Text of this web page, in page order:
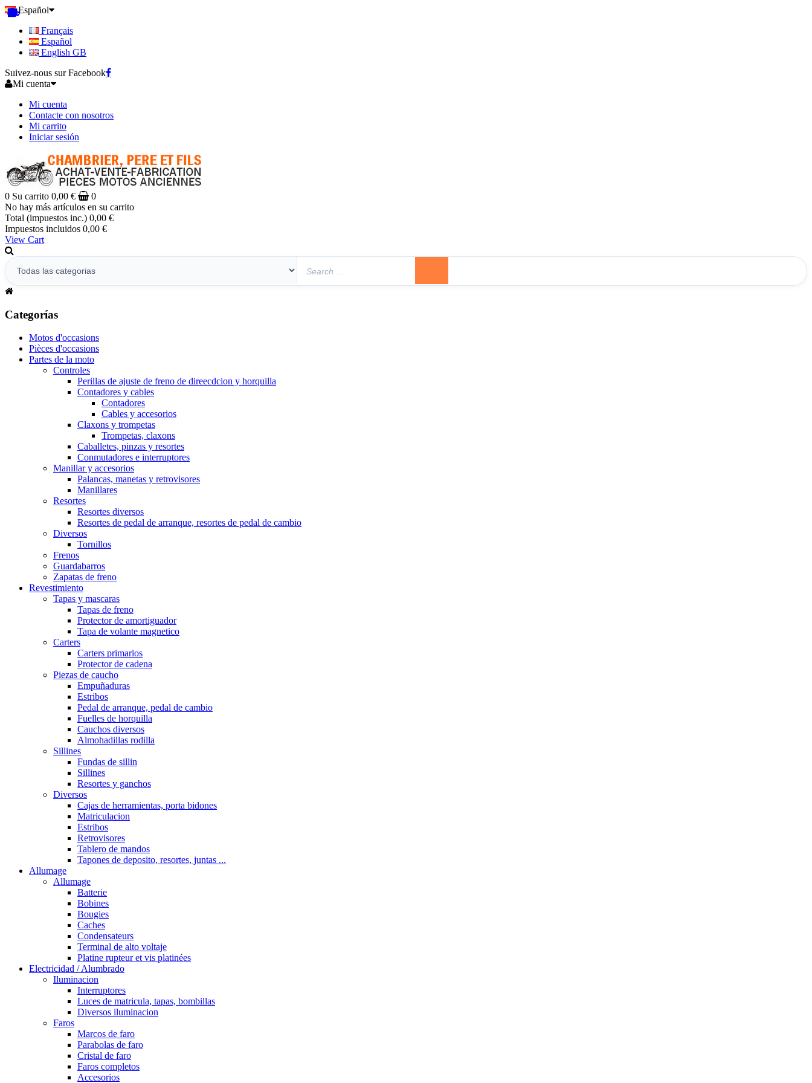
Español
Français
Español
English GB
Suivez-nous sur Facebook
Mi cuenta
Mi cuenta
Contacte con nosotros
Mi carrito
Iniciar sesión
0 Su carrito 0,00 €
0
No hay más artículos en su carrito
Total (impuestos inc.) 0,00 €
Impuestos incluidos 0,00 €
View Cart
Categorías
Motos d'occasions
Pièces d'occasions
Partes de la moto
Controles
Perillas de ajuste de freno de direecdcion y horquilla
Contadores y cables
Contadores
Cables y accesorios
Claxons y trompetas
Trompetas, claxons
Caballetes, pinzas y resortes
Conmutadores e interruptores
Manillar y accesorios
Palancas, manetas y retrovisores
Manillares
Resortes
Resortes diversos
Resortes de pedal de arranque, resortes de pedal de cambio
Diversos
Tornillos
Frenos
Guardabarros
Zapatas de freno
Revestimiento
Tapas y mascaras
Tapas de freno
Protector de amortiguador
Tapa de volante magnetico
Carters
Carters primarios
Protector de cadena
Piezas de caucho
Empuñaduras
Estribos
Pedal de arranque, pedal de cambio
Fuelles de horquilla
Cauchos diversos
Almohadillas rodilla
Sillines
Fundas de sillin
Sillines
Resortes y ganchos
Diversos
Cajas de herramientas, porta bidones
Matriculacion
Estribos
Retrovisores
Tablero de mandos
Tapones de deposito, resortes, juntas ...
Allumage
Allumage
Batterie
Bobines
Bougies
Caches
Condensateurs
Terminal de alto voltaje
Platine rupteur et vis platinées
Electricidad / Alumbrado
Iluminacion
Interruptores
Luces de matricula, tapas, bombillas
Diversos iluminacion
Faros
Marcos de faro
Parabolas de faro
Cristal de faro
Faros completos
Accesorios